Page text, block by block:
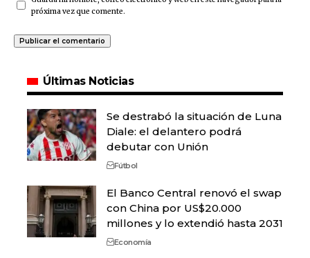
próxima vez que comente.
Últimas Noticias
Se destrabó la situación de Luna
Diale: el delantero podrá
debutar con Unión
Fútbol
El Banco Central renovó el swap
con China por US$20.000
millones y lo extendió hasta 2031
Economía